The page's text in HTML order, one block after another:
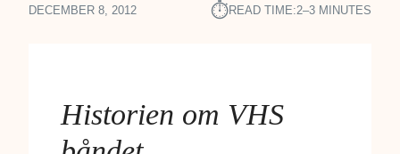
DECEMBER 8, 2012 ⏱︎READ TIME:2–3 MINUTES
Historien om VHS